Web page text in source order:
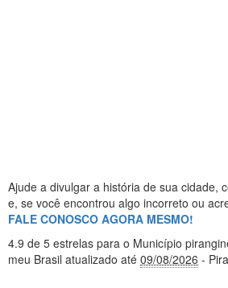
Ajude a divulgar a história de sua cidade,
e, se você encontrou algo incorreto ou
FALE CONOSCO AGORA MESMO!
4.9 de 5 estrelas para o Município
meu Brasil atualizado até 09/08/2026 -